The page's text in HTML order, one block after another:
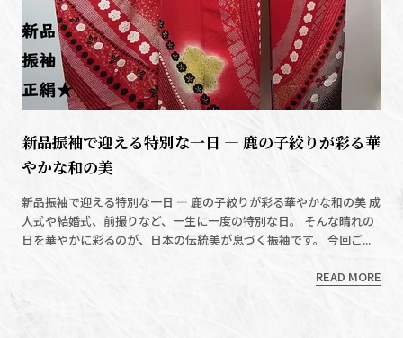
新品振袖で迎える特別な一日 ― 鹿の子絞りが彩る華
やかな和の美
新品振袖で迎える特別な一日 ― 鹿の子絞りが彩る華やかな和の美 成
人式や結婚式、前撮りなど、一生に一度の特別な日。 そんな晴れの
日を華やかに彩るのが、日本の伝統美が息づく振袖です。 今回ご...
READ MORE